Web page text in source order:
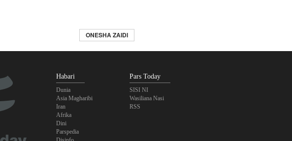
ONESHA ZAIDI
Habari
Dunia
Asia Magharibi
Iran
Afrika
Dini
Parspedia
Pars Today
SISI NI
Wasiliana Nasi
RSS